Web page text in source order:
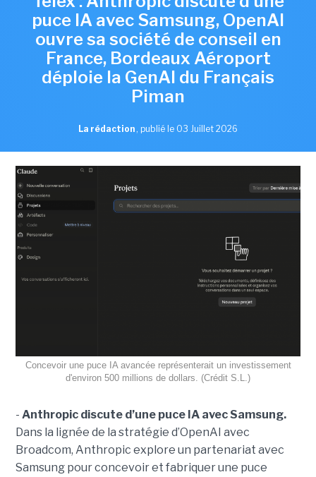
puce IA avec Samsung, OpenAI
ouvre sa société de conseil en
France, Bordeaux Aéroport
déploie la GenAI du Français
Piman
La rédaction , publié le 03 Juillet 2026
Concevoir une puce IA avancée représenterait un investissement
d'environ 500 millions de dollars. (Crédit S.L.)
- Anthropic discute d’une puce IA avec Samsung.
Dans la lignée de la stratégie d’OpenAI avec
Broadcom, Anthropic explore un partenariat avec
Samsung pour concevoir et fabriquer une puce